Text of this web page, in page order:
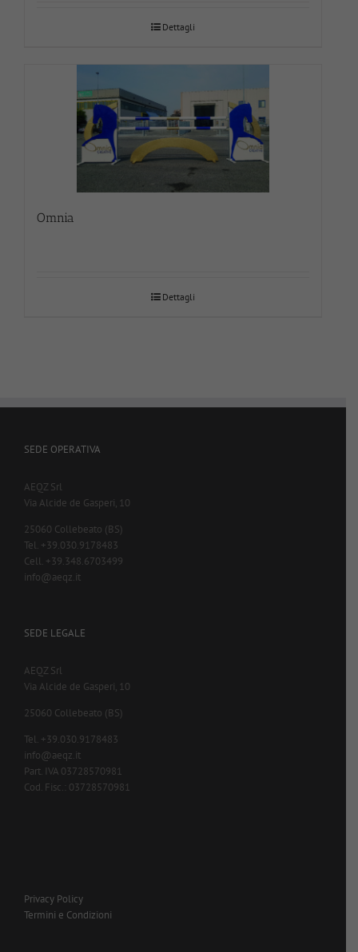
Dettagli
Omnia
Dettagli
SEDE OPERATIVA
AEQZ Srl
Via Alcide de Gasperi, 10
25060 Collebeato (BS)
Tel. +39.030.9178483
Cell. +39.348.6703499
info@aeqz.it
SEDE LEGALE
AEQZ Srl
Via Alcide de Gasperi, 10
25060 Collebeato (BS)
Tel. +39.030.9178483
info@aeqz.it
Part. IVA 03728570981
Cod. Fisc.: 03728570981
Privacy Policy
Termini e Condizioni